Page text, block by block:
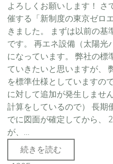
よろしくお願いします！
催する「新制度の東京ゼロ
きました。 まずは以前の
です。 再エネ設備（太陽光
になっています。 弊社の標
ていきたいと思いますが、
を標準仕様としていますの
に対して追加が発生しませ
計算をしているので） 長期
でに図面が確定してから、
が、...
続きを読む